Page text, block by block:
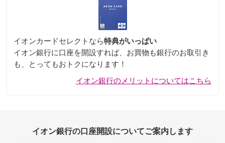
イオンカードセレクトなら特典がいっぱい
イオン銀行に口座を開設すれば、お買物も銀行のお取引き
も、とってもおトクになります！
イオン銀行のメリットについてはこちら
イオン銀行の口座開設についてご案内します